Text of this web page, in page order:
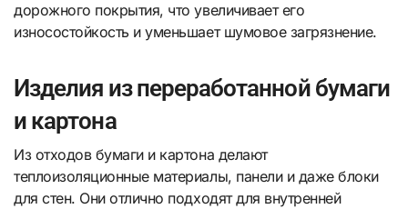
дорожного покрытия, что увеличивает его
износостойкость и уменьшает шумовое загрязнение.
Изделия из переработанной бумаги
и картона
Из отходов бумаги и картона делают
теплоизоляционные материалы, панели и даже блоки
для стен. Они отлично подходят для внутренней